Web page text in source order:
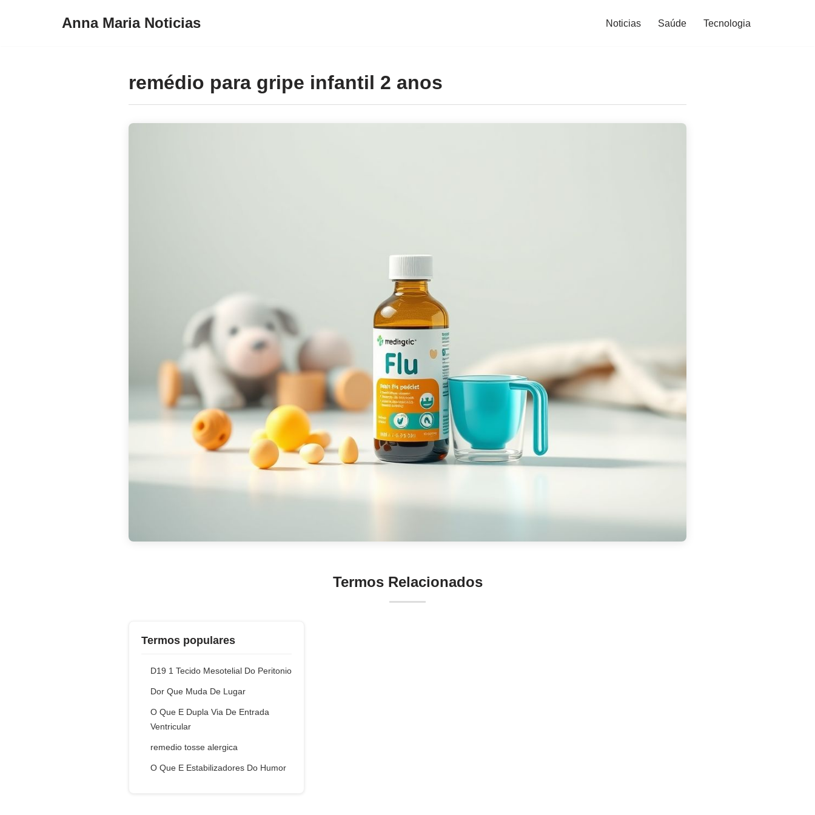
Anna Maria Noticias Noticias Saúde Tecnologia
remédio para gripe infantil 2 anos
Termos Relacionados
Termos populares
D19 1 Tecido Mesotelial Do Peritonio
Dor Que Muda De Lugar
O Que E Dupla Via De Entrada
Ventricular
remedio tosse alergica
O Que E Estabilizadores Do Humor